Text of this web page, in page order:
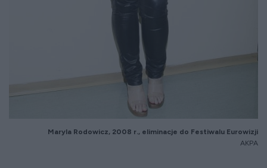
Maryla Rodowicz, 2008 r., eliminacje do Festiwalu Eurowizji
AKPA